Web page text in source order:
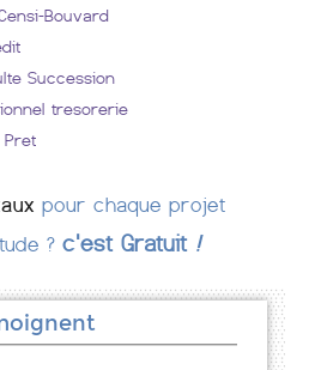
Bouvard
Succession
tresorerie
Pret
pour chaque projet
? c'est Gratuit !